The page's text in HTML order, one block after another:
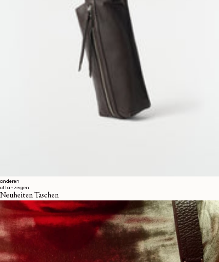
anderen
all anzeigen
Neuheiten Taschen